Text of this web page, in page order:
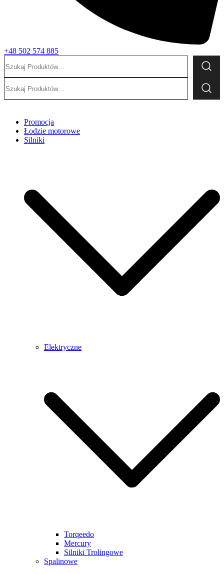
+48 502 574 885
Promocja
Łodzie motorowe
Silniki
Elektryczne
Torqeedo
Mercury
Silniki Trolingowe
Spalinowe